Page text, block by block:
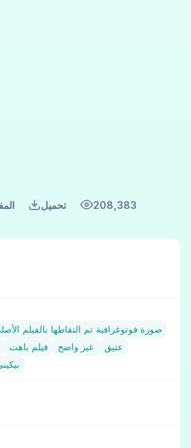
تحميل 208,383
صورة فوتوغرافية تم التقاطها بالفيلم
فيلم باهت غير واضح
عتيق